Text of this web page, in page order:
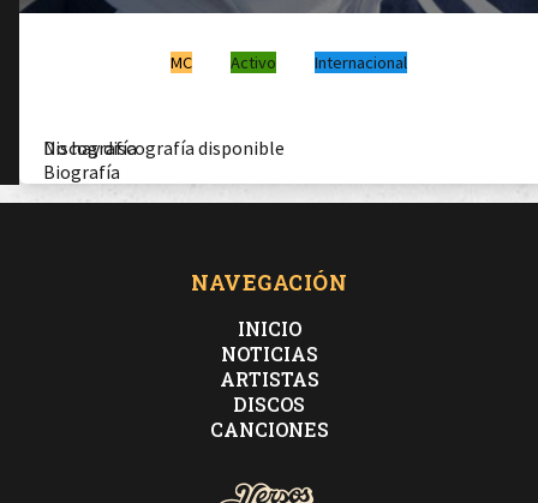
MC Activo Internacional
Discografía
Biografía
No hay discografía disponible
NAVEGACIÓN
INICIO
NOTICIAS
ARTISTAS
DISCOS
CANCIONES